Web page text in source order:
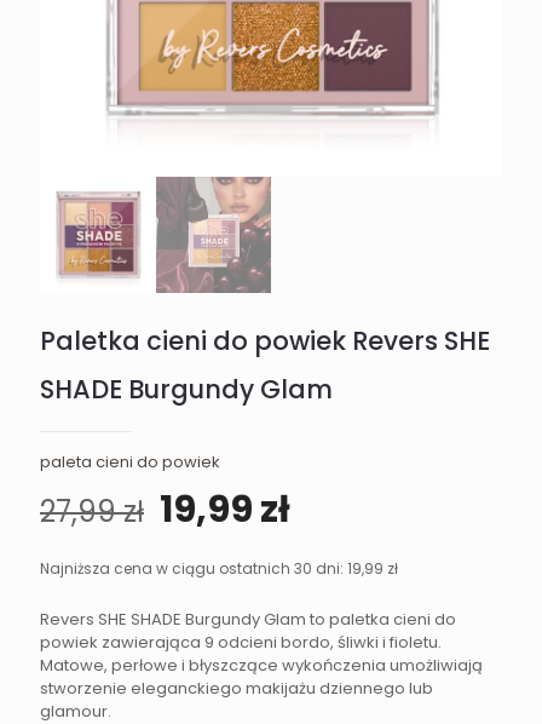
Paletka cieni do powiek Revers SHE
SHADE Burgundy Glam
paleta cieni do powiek
27,99zł Pierwotna
cena
wynosiła:
27,99 zł.
19,99złAktualna
wynosi:
19,99 zł.
Najniższa cena w ciągu ostatnich 30 dni: 19,99 zł
Revers SHE SHADE Burgundy Glam to paletka cieni do
powiek zawierająca 9 odcieni bordo, śliwki i fioletu.
Matowe, perłowe i błyszczące wykończenia umożliwiają
stworzenie eleganckiego makijażu dziennego lub
glamour.